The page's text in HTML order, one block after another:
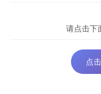
请点击下
点